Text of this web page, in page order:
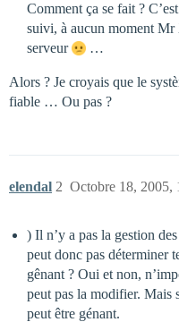
Comment ça se fait ?
suivi, à aucun moment
serveur
…
Alors ? Je croyais que le
fiable … Ou pas ?
elendal Octobre 18, 2005,
2
) Il n’y a pas la gestion
peut donc pas déterminer
gênant ? Oui et non,
peut pas la modifier. Mais
peut être génant.